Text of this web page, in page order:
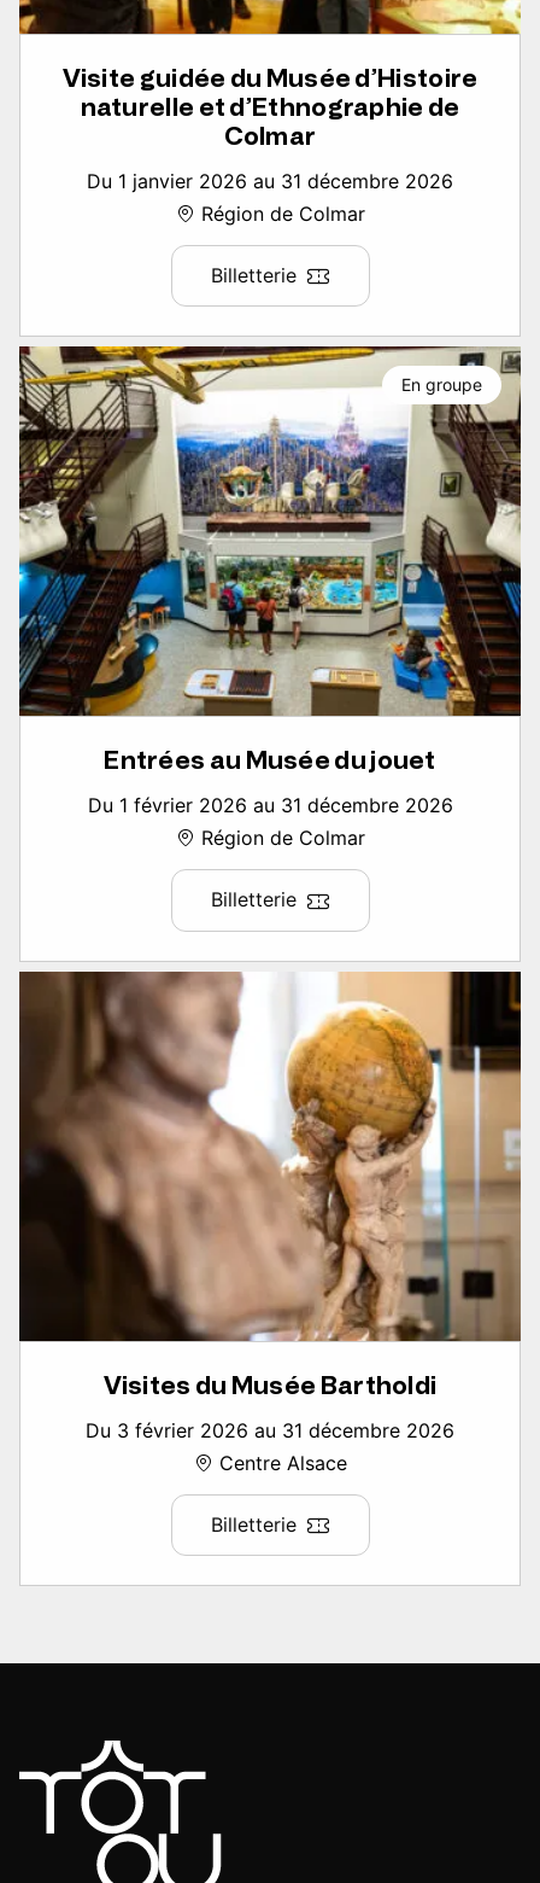
Visite guidée du Musée d’Histoire
naturelle et d’Ethnographie de
Colmar
Du 1 janvier 2026 au 31 décembre 2026
Région de Colmar
Billetterie
Entrées au Musée du jouet
Du 1 février 2026 au 31 décembre 2026
Région de Colmar
Billetterie
En groupe
Visites du Musée Bartholdi
Du 3 février 2026 au 31 décembre 2026
Centre Alsace
Billetterie